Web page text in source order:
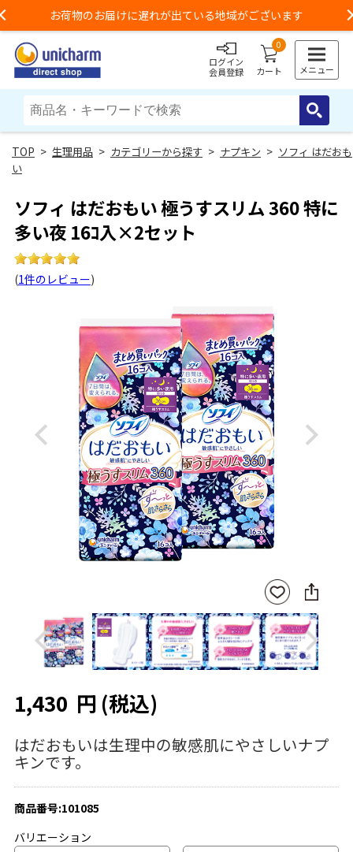
お荷物のお届けに遅れが出ている地域がございます
ログイン
会員登録
0
カート メニュー
> 生理用品 > カテゴリーから探す > ナプキン > ソフィ はだおも
い
ソフィ はだおもい 極うすスリム 360 特に
多い夜 16ｺ入×2セット
(1件のレビュー)
Previous Next
お気
に入
りに
登録
SNS
に
シ
ェ
ア
Previous Next
1,430 円 (税込)
はだおもいは生理中の敏感肌にやさしいナプ
キンです。
商品番号:101085
バリエーション